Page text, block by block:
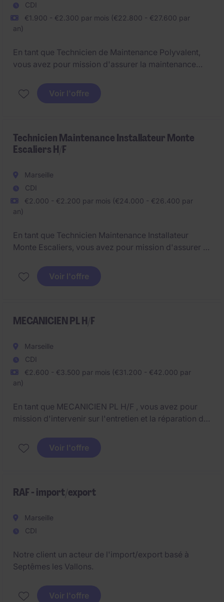
CDI
€1.900 - €2.300 par mois (€22.800 - €27.600 par
an)
En tant que Technicien de Maintenance Polyvalent,
vous avez pour mission d'assurer la maintenance
Voir l'offre
Technicien Maintenance Installateur Monte
Escaliers H/F
Marseille
CDI
€2.000 - €2.200 par mois (€24.000 - €26.400 par
an)
En tant que Technicien Maintenance Installateur
Monte Escaliers, vous avez pour mission d'assurer la
à gérer.
Voir l'offre
MECANICIEN PL H/F
Marseille
CDI
€2.600 - €3.500 par mois (€31.200 - €42.000 par
an)
En tant que MECANICIEN PL H/F , vous avez pour
mission d'intervenir sur l'entretien et la réparation du
Voir l'offre
RAF - import/export
Marseille
CDI
Notre client un acteur de l'import/export basé à
Septêmes les Vallons.
Voir l'offre